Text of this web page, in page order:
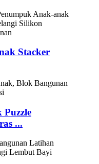
Stacker
Puzzle
...